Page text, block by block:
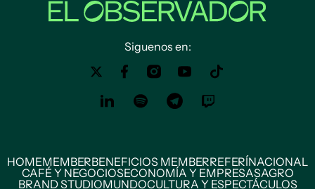
Siguenos en:
HOMEMEMBERBENEFICIOS MEMBERREFERÍNACIONAL
CAFÉ Y NEGOCIOSECONOMÍA Y EMPRESASAGRO
BRAND STUDIOMUNDOCULTURA Y ESPECTÁCULOS